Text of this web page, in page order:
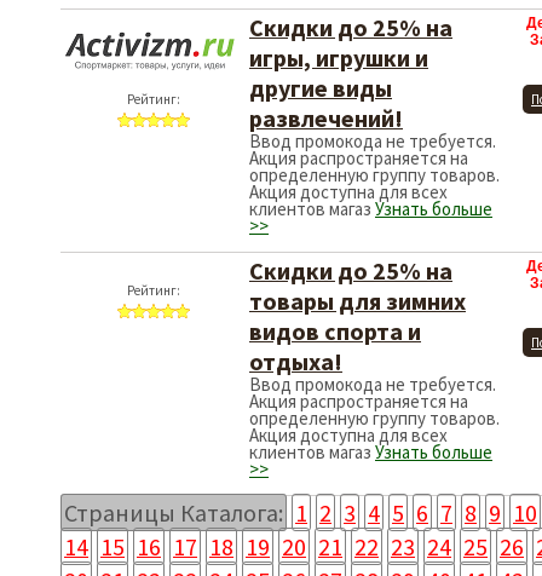
Рейтинг:
Скидки до 25% на
игры, игрушки и
другие виды
развлечений!
Ввод промокода не требуется.
Акция распространяется на
определенную группу товаров.
Акция доступна для всех
клиентов магаз Узнать больше
>>
Рейтинг:
Скидки до 25% на
товары для зимних
видов спорта и
отдыха!
Ввод промокода не требуется.
Акция распространяется на
определенную группу товаров.
Акция доступна для всех
клиентов магаз Узнать больше
>>
Страницы Каталога: 1 2 3 4 5 6 7 8 9 10
14 15 16 17 18 19 20 21 22 23 24 25 26